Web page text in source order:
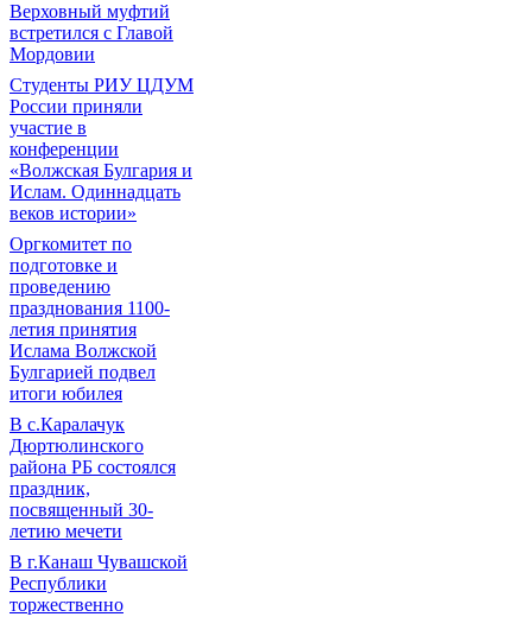
Верховный муфтий
встретился с Главой
Мордовии
Студенты РИУ ЦДУМ
России приняли
участие в
конференции
«Волжская Булгария и
Ислам. Одиннадцать
веков истории»
Оргкомитет по
подготовке и
проведению
празднования 1100-
летия принятия
Ислама Волжской
Булгарией подвел
итоги юбилея
В с.Каралачук
Дюртюлинского
района РБ состоялся
праздник,
посвященный 30-
летию мечети
В г.Канаш Чувашской
Республики
торжественно